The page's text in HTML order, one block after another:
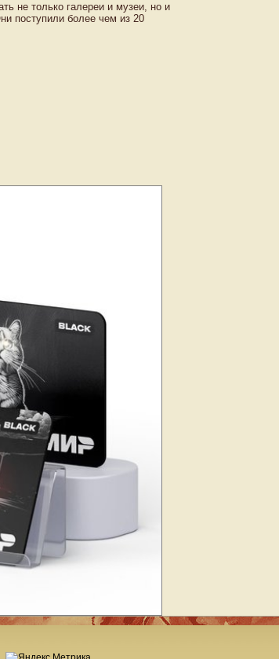
не только галереи и музеи, но и
поступили более чем из 20